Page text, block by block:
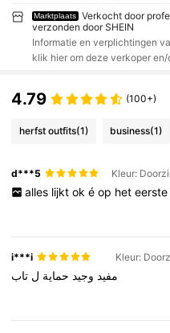
Marktplaats
Verkocht door
verzonden door SHEIN
Informatie en verplichtingen
klik hier om deze verkoper
4.79 (100+)
herfst outfits(1) business(1)
d***5
alles lijkt ok é op het eerste
i***i Kleur:
مفيد وجيد حماية ل تاب